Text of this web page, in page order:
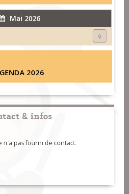
Mai 2026
2026
& infos
pas fourni de contact.